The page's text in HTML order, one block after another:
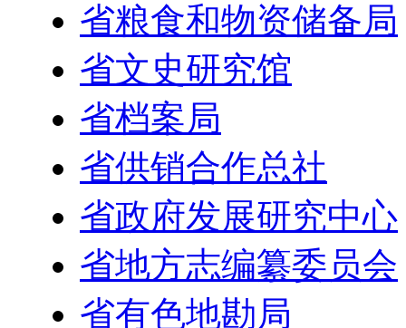
省粮食和物资储备局
省文史研究馆
省档案局
省供销合作总社
省政府发展研究中心
省地方志编纂委员会
省有色地勘局